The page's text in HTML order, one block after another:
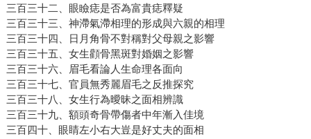
三百三十二、眼瞼痣是否為富貴痣釋疑
三百三十三、神滯氣滯相理的形成與六親的相理
三百三十四、日月角骨不對稱對父母親之影響
三百三十五、女生顴骨黑斑對婚姻之影響
三百三十六、眉毛看論人生命理各面向
三百三十七、官員無秀麗眉毛之反推探究
三百三十八、女生行為曖昧之面相辨識
三百三十九、額頭奇骨帶傷者中年漸入佳境
三百四十、眼睛左小右大豈是好丈夫的面相